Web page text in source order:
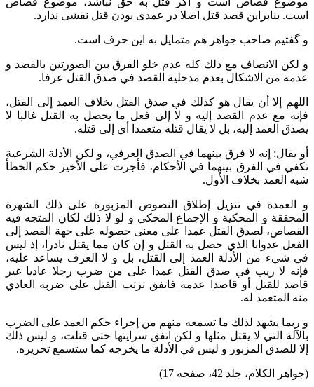
است. بنابراین قصد قتل اصلا در عمدی بودن قتل نقشی ندارد.
و گفتیم صاحب جواهر هم متمایل به این حرف است.
و لكن الانصاف مع ذلك كله عدم خلو الفرق بين الصورتين بالقصد و
عدمه من الاشكال بعدم مدخلية القصد في صدق القتل عرفا.
اللهم إلا أن يقال هو كذلك في صدق القتل بخلاف العمد إلى القتل،
فإنه مع عدم القصد إليه و لا إلى فعل ما يحصل به القتل غالبا لا
يصدق العمد إليه، بل لا يقال قتله متعمدا أي إلى قتله.
أو يقال: إنه لا فرق بينهما في الصدق العرفي، و لكن الأدلة الشرعية
تكفي في الفرق بينهما في الأحكام، فأجرت على الأخير حكم الخطأ
شبه العمد بخلاف الأول.
و العمدة في تنزيل إطلاق النصوص المزبورة على ذلك الشهرة
المحققة و المحكية و الإجماع المحكي و لو لا ذلك لكان المتجه فيه
القصاص، لصدق القتل عمدا على معنى حصوله على جهة القصد إلى
الفعل عدوانا الذي حصل‌ به القتل و إن كان مما يقتل نادرا، إذ ليس
في شي‌ء من الأدلة العمد إلى القتل، بل و لا العرف يساعد عليه،
فإنه لا ريب في صدق القتل عمدا على من ضرب رجلا عاديا غير
قاصد للقتل أو قاصدا عدمه فاتفق ترتب القتل على ضربه العادي
منه المتعمد له.
و ربما يشهد لذلك ما تسمعه منهم من إجراء حكم العمد على الضرب
بالآلة التي لا يقتل مثلها و لكن اتفق سرايتها حتى قتلت، و ليس ذلك
إلا للصدق المزبور و ليس في الأدلة ما يخرجه كما ستسمع تحريره.
(جواهر الکلام، جلد 42، صفحه 17)